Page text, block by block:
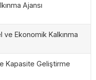
Ajansı
ve Ekonomik Kalkınma
Kapasite Geliştirme